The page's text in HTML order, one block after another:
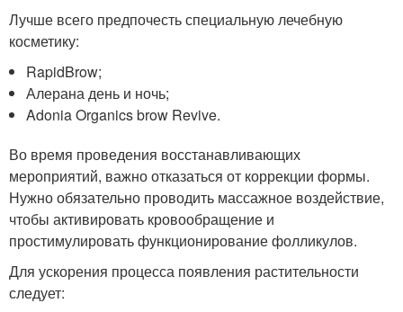
Лучше всего предпочесть специальную лечебную
косметику:
RapidBrow;
Алерана день и ночь;
Adonia Organics brow Revive.
Во время проведения восстанавливающих
мероприятий, важно отказаться от коррекции формы.
Нужно обязательно проводить массажное воздействие,
чтобы активировать кровообращение и
простимулировать функционирование фолликулов.
Для ускорения процесса появления растительности
следует: